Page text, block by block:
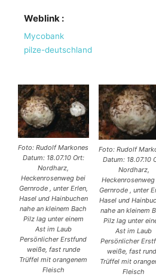
Weblink :
Mycobank
pilze-deutschland
Foto: Rudolf Markones
Datum: 18.07.10 Ort:
Nordharz,
Heckenrosenweg bei
Gernrode , unter Erlen,
Hasel und Hainbuchen
nahe an kleinem Bach
Pilz lag unter einem
Ast im Laub
Persönlicher Erstfund
weiße, fast runde
Trüffel mit orangenem
Fleisch
Foto: Rudolf
Datum: 18.07.10
Nordharz,
Gernrode , unter
Hasel und
nahe an kleinem
Pilz lag unter
Ast im Laub
Persönlicher
weiße, fast
Trüffel mit
Fleisch